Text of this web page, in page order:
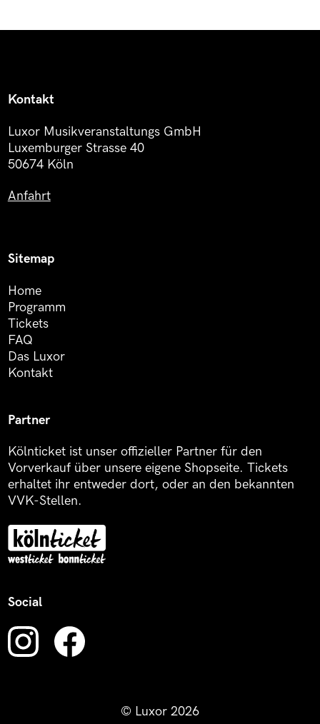
Kontakt
Luxor Musikveranstaltungs GmbH
Luxemburger Strasse 40
50674 Köln
Anfahrt
Sitemap
Home
Programm
Tickets
FAQ
Das Luxor
Kontakt
Partner
Kölnticket ist unser offizieller Partner für den
Vorverkauf über unsere eigene Shopseite. Tickets
erhaltet ihr entweder dort, oder an den bekannten
VVK-Stellen.
Social
© Luxor 2026